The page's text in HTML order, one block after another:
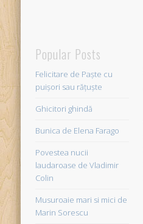
Popular Posts
Felicitare de Paște cu
puișori sau rățuște
Ghicitori ghindă
Bunica de Elena Farago
Povestea nucii
laudaroase de Vladimir
Colin
Musuroaie mari si mici de
Marin Sorescu